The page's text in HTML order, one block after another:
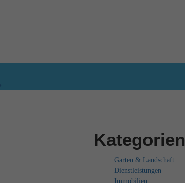
Kategorien
Garten & Landschaft
Dienstleistungen
Immobilien